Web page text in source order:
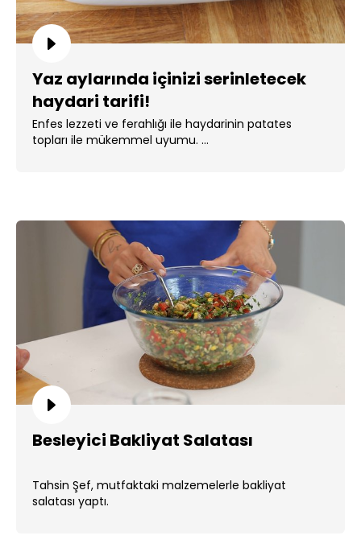
Yaz aylarında içinizi serinletecek
haydari tarifi!
Enfes lezzeti ve ferahlığı ile haydarinin patates
topları ile mükemmel uyumu. ...
Besleyici Bakliyat Salatası
Tahsin Şef, mutfaktaki malzemelerle bakliyat
salatası yaptı.